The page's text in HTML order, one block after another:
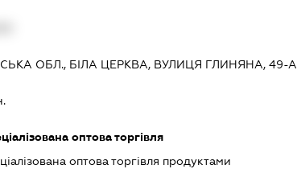
ОБЛ., БІЛА ЦЕРКВА, ВУЛИЦЯ ГЛИНЯНА, 49-А
оптова торгівля
оптова торгівля продуктами